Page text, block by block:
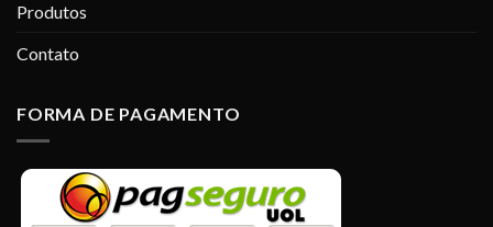
Produtos
Contato
FORMA DE PAGAMENTO